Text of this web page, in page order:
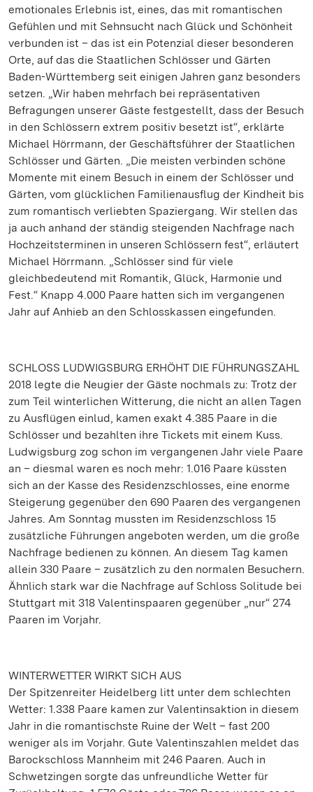
emotionales Erlebnis ist, eines, das mit romantischen
Gefühlen und mit Sehnsucht nach Glück und Schönheit
verbunden ist – das ist ein Potenzial dieser besonderen
Orte, auf das die Staatlichen Schlösser und Gärten
Baden-Württemberg seit einigen Jahren ganz besonders
setzen. „Wir haben mehrfach bei repräsentativen
Befragungen unserer Gäste festgestellt, dass der Besuch
in den Schlössern extrem positiv besetzt ist“, erklärte
Michael Hörrmann, der Geschäftsführer der Staatlichen
Schlösser und Gärten. „Die meisten verbinden schöne
Momente mit einem Besuch in einem der Schlösser und
Gärten, vom glücklichen Familienausflug der Kindheit bis
zum romantisch verliebten Spaziergang. Wir stellen das
ja auch anhand der ständig steigenden Nachfrage nach
Hochzeitsterminen in unseren Schlössern fest“, erläutert
Michael Hörrmann. „Schlösser sind für viele
gleichbedeutend mit Romantik, Glück, Harmonie und
Fest.“ Knapp 4.000 Paare hatten sich im vergangenen
Jahr auf Anhieb an den Schlosskassen eingefunden.
SCHLOSS LUDWIGSBURG ERHÖHT DIE FÜHRUNGSZAHL
2018 legte die Neugier der Gäste nochmals zu: Trotz der
zum Teil winterlichen Witterung, die nicht an allen Tagen
zu Ausflügen einlud, kamen exakt 4.385 Paare in die
Schlösser und bezahlten ihre Tickets mit einem Kuss.
Ludwigsburg zog schon im vergangenen Jahr viele Paare
an – diesmal waren es noch mehr: 1.016 Paare küssten
sich an der Kasse des Residenzschlosses, eine enorme
Steigerung gegenüber den 690 Paaren des vergangenen
Jahres. Am Sonntag mussten im Residenzschloss 15
zusätzliche Führungen angeboten werden, um die große
Nachfrage bedienen zu können. An diesem Tag kamen
allein 330 Paare – zusätzlich zu den normalen Besuchern.
Ähnlich stark war die Nachfrage auf Schloss Solitude bei
Stuttgart mit 318 Valentinspaaren gegenüber „nur“ 274
Paaren im Vorjahr.
WINTERWETTER WIRKT SICH AUS
Der Spitzenreiter Heidelberg litt unter dem schlechten
Wetter: 1.338 Paare kamen zur Valentinsaktion in diesem
Jahr in die romantischste Ruine der Welt – fast 200
weniger als im Vorjahr. Gute Valentinszahlen meldet das
Barockschloss Mannheim mit 246 Paaren. Auch in
Schwetzingen sorgte das unfreundliche Wetter für